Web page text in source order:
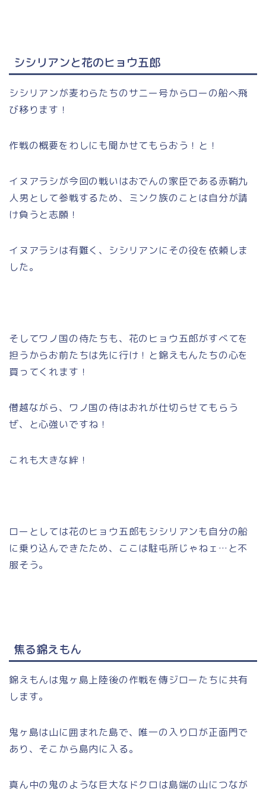
シシリアンと花のヒョウ五郎
シシリアンが麦わらたちのサニー号からローの船へ飛
び移ります！
作戦の概要をわしにも聞かせてもらおう！と！
イヌアラシが今回の戦いはおでんの家臣である赤鞘九
人男として参戦するため、ミンク族のことは自分が請
け負うと志願！
イヌアラシは有難く、シシリアンにその役を依頼しま
した。
そしてワノ国の侍たちも、花のヒョウ五郎がすべてを
担うからお前たちは先に行け！と錦えもんたちの心を
買ってくれます！
僭越ながら、ワノ国の侍はおれが仕切らせてもらう
ぜ、と心強いですね！
これも大きな絆！
ローとしては花のヒョウ五郎もシシリアンも自分の船
に乗り込んできたため、ここは駐屯所じゃねェ…と不
服そう。
焦る錦えもん
錦えもんは鬼ヶ島上陸後の作戦を傳ジローたちに共有
します。
鬼ヶ島は山に囲まれた島で、唯一の入り口が正面門で
あり、そこから島内に入る。
真ん中の鬼のような巨大なドクロは島端の山につなが